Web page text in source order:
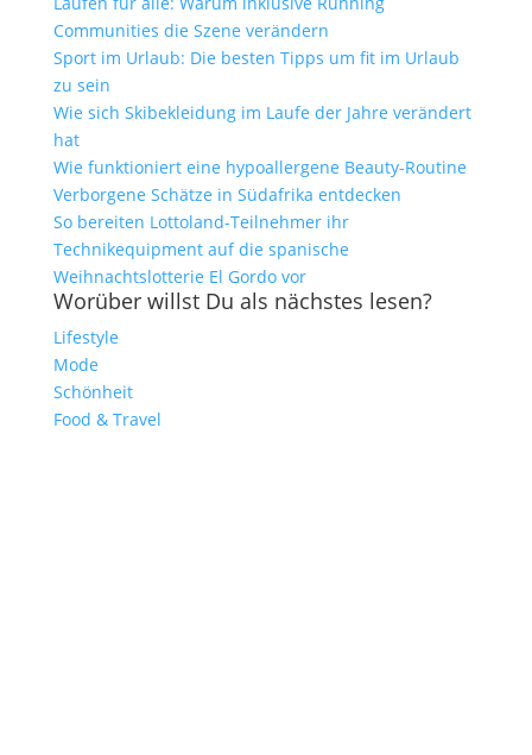
Communities die Szene verändern
Sport im Urlaub: Die besten Tipps um fit im Urlaub
zu sein
Wie sich Skibekleidung im Laufe der Jahre verändert
hat
Wie funktioniert eine hypoallergene Beauty-Routine
Verborgene Schätze in Südafrika entdecken
So bereiten Lottoland-Teilnehmer ihr
Technikequipment auf die spanische
Weihnachtslotterie El Gordo vor
Worüber willst Du als nächstes lesen?
Lifestyle
Mode
Schönheit
Food & Travel